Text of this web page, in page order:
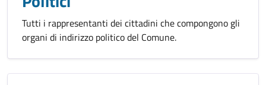
Tutti i rappresentanti dei cittadini che compongono gli
organi di indirizzo politico del Comune.